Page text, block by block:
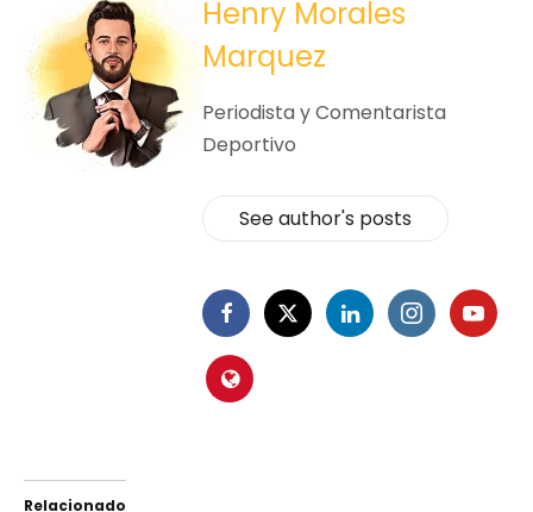
Henry Morales
Marquez
Periodista y Comentarista
Deportivo
See author's posts
Relacionado